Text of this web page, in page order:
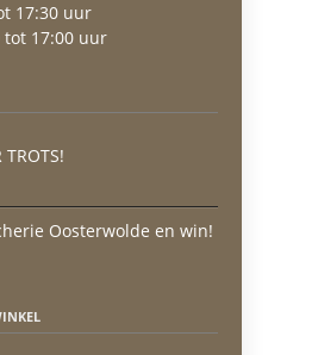
17:30 uur
tot 17:00 uur
TROTS!
Oosterwolde en win!